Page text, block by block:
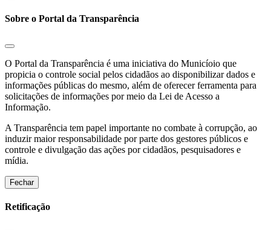
Sobre o Portal da Transparência
O Portal da Transparência é uma iniciativa do Municíoio que
propicia o controle social pelos cidadãos ao disponibilizar dados e
informações públicas do mesmo, além de oferecer ferramenta para
solicitações de informações por meio da Lei de Acesso a
Informação.
A Transparência tem papel importante no combate à corrupção, ao
induzir maior responsabilidade por parte dos gestores públicos e
controle e divulgação das ações por cidadãos, pesquisadores e
mídia.
Fechar
Retificação